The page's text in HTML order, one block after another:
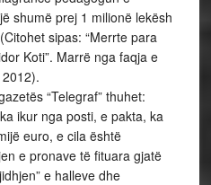
shumë prej 1 milionë lekësh
sipas: “Merrte para
Koti”. Marrë nga faqja e
“Telegraf” thuhet:
ikur nga posti, e pakta, ka
euro, e cila është
e pronave të fituara gjatë
e halleve dhe